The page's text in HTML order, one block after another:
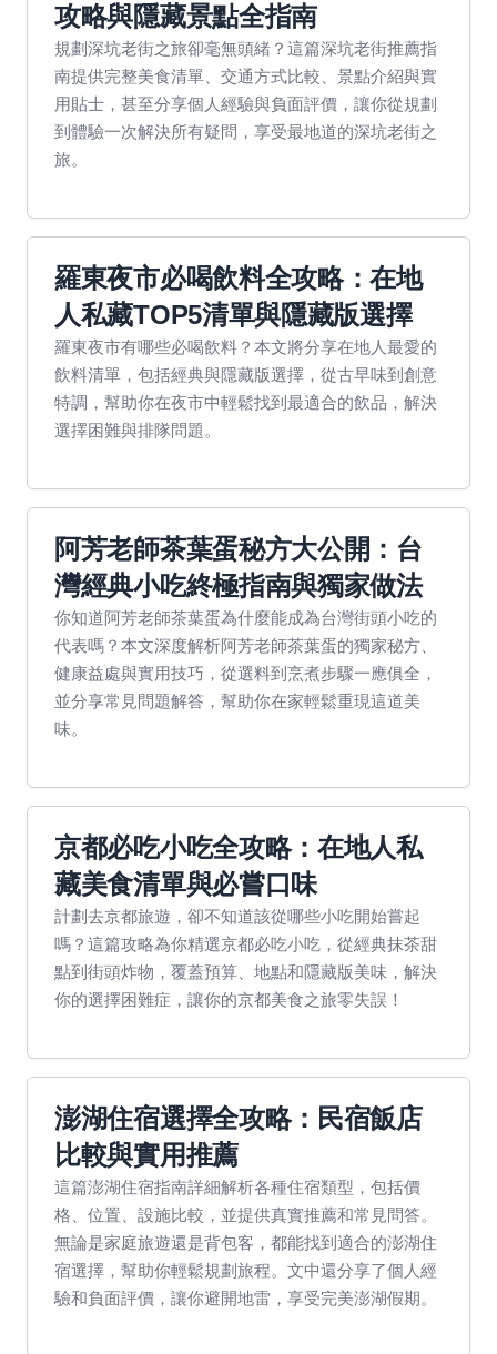
攻略與隱藏景點全指南
規劃深坑老街之旅卻毫無頭緒？這篇深坑老街推薦指
南提供完整美食清單、交通方式比較、景點介紹與實
用貼士，甚至分享個人經驗與負面評價，讓你從規劃
到體驗一次解決所有疑問，享受最地道的深坑老街之
旅。
羅東夜市必喝飲料全攻略：在地
人私藏TOP5清單與隱藏版選擇
羅東夜市有哪些必喝飲料？本文將分享在地人最愛的
飲料清單，包括經典與隱藏版選擇，從古早味到創意
特調，幫助你在夜市中輕鬆找到最適合的飲品，解決
選擇困難與排隊問題。
阿芳老師茶葉蛋秘方大公開：台
灣經典小吃終極指南與獨家做法
你知道阿芳老師茶葉蛋為什麼能成為台灣街頭小吃的
代表嗎？本文深度解析阿芳老師茶葉蛋的獨家秘方、
健康益處與實用技巧，從選料到烹煮步驟一應俱全，
並分享常見問題解答，幫助你在家輕鬆重現這道美
味。
京都必吃小吃全攻略：在地人私
藏美食清單與必嘗口味
計劃去京都旅遊，卻不知道該從哪些小吃開始嘗起
嗎？這篇攻略為你精選京都必吃小吃，從經典抹茶甜
點到街頭炸物，覆蓋預算、地點和隱藏版美味，解決
你的選擇困難症，讓你的京都美食之旅零失誤！
澎湖住宿選擇全攻略：民宿飯店
比較與實用推薦
這篇澎湖住宿指南詳細解析各種住宿類型，包括價
格、位置、設施比較，並提供真實推薦和常見問答。
無論是家庭旅遊還是背包客，都能找到適合的澎湖住
宿選擇，幫助你輕鬆規劃旅程。文中還分享了個人經
驗和負面評價，讓你避開地雷，享受完美澎湖假期。